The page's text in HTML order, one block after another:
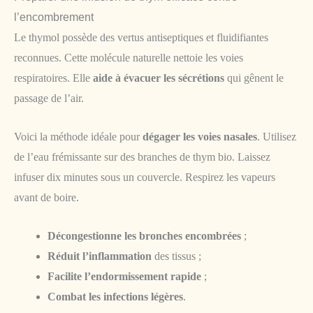
l’encombrement
Le thymol possède des vertus antiseptiques et fluidifiantes
reconnues. Cette molécule naturelle nettoie les voies
respiratoires. Elle aide à évacuer les sécrétions qui gênent le
passage de l’air.
Voici la méthode idéale pour dégager les voies nasales. Utilisez
de l’eau frémissante sur des branches de thym bio. Laissez
infuser dix minutes sous un couvercle. Respirez les vapeurs
avant de boire.
Décongestionne les bronches encombrées ;
Réduit l’inflammation des tissus ;
Facilite l’endormissement rapide ;
Combat les infections légères.